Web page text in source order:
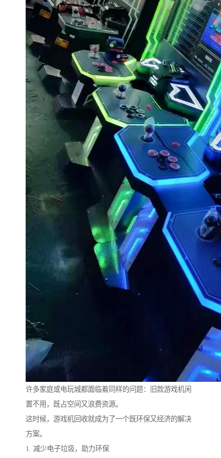
许多家庭或电玩城都面临着同样的问题：旧款游戏机闲
置不用，既占空间又浪费资源。
这时候，游戏机回收就成为了一个既环保又经济的解决
方案。
1. 减少电子垃圾，助力环保